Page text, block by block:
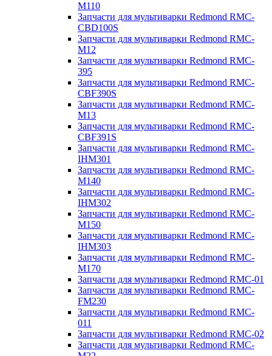
M110
Запчасти для мультиварки Redmond RMC-
CBD100S
Запчасти для мультиварки Redmond RMC-
M12
Запчасти для мультиварки Redmond RMC-
395
Запчасти для мультиварки Redmond RMC-
CBF390S
Запчасти для мультиварки Redmond RMC-
M13
Запчасти для мультиварки Redmond RMC-
CBF391S
Запчасти для мультиварки Redmond RMC-
IHM301
Запчасти для мультиварки Redmond RMC-
M140
Запчасти для мультиварки Redmond RMC-
IHM302
Запчасти для мультиварки Redmond RMC-
M150
Запчасти для мультиварки Redmond RMC-
IHM303
Запчасти для мультиварки Redmond RMC-
M170
Запчасти для мультиварки Redmond RMC-01
Запчасти для мультиварки Redmond RMC-
FM230
Запчасти для мультиварки Redmond RMC-
011
Запчасти для мультиварки Redmond RMC-02
Запчасти для мультиварки Redmond RMC-